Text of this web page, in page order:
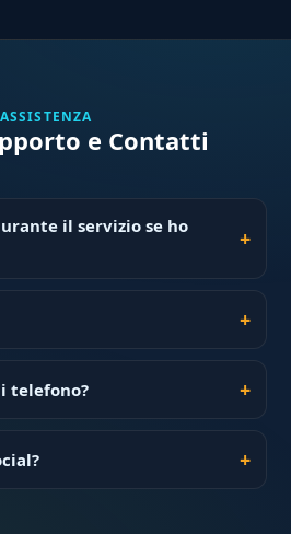
ASSISTENZA
e Contatti
il servizio se ho
telefono?